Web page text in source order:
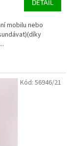
DETAIL
mobilu nebo
Kód: 56946/21